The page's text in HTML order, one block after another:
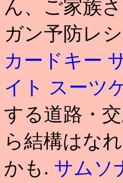
ん、ご家族
ガン予防レ
カードキー
イト スーツ
する道路・
ら結構はな
かも. サムソ